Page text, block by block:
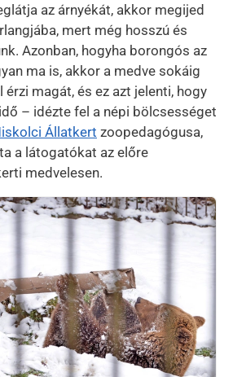
az árnyékát, akkor megijed
mert még hosszú és
Azonban, hogyha borongós az
ma is, akkor a medve sokáig
magát, és ez azt jelenti, hogy
– idézte fel a népi bölcsességet
Állatkert zoopedagógusa,
a látogatókat az előre
medvelesen.